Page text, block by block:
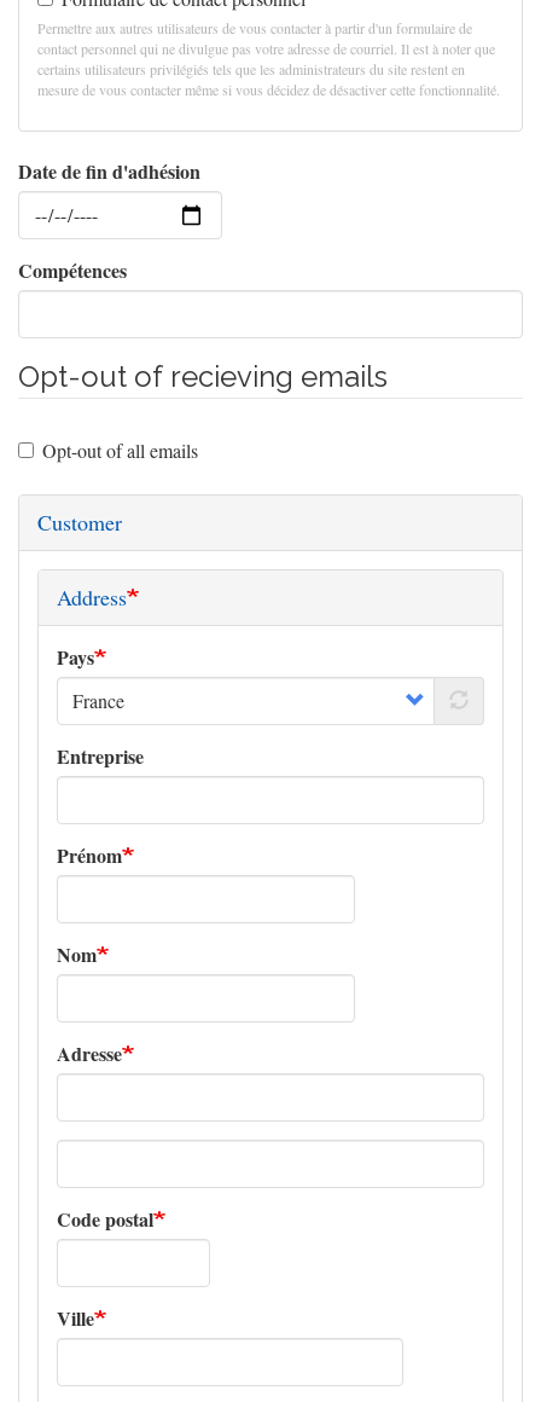
Permettre aux autres utilisateurs de vous contacter à partir d'un formulaire de
contact personnel qui ne divulgue pas votre adresse de courriel. Il est à noter que
certains utilisateurs privilégiés tels que les administrateurs du site restent en
mesure de vous contacter même si vous décidez de désactiver cette fonctionnalité.
Date de fin d'adhésion
Date
Compétences
Opt-out of recieving emails
Opt-out of all emails
Customer
Address
Pays
Entreprise
Prénom
Nom
Adresse
Adresse
Code postal
Ville